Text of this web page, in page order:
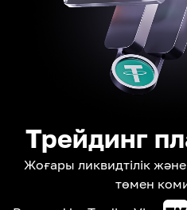
Трейдинг
Жоғары ликвидтілік
төмен